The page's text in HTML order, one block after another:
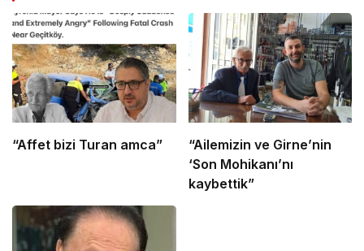
“Affet bizi Turan amca”
“Ailemizin ve Girne’nin
‘Son Mohikanı’nı
kaybettik”